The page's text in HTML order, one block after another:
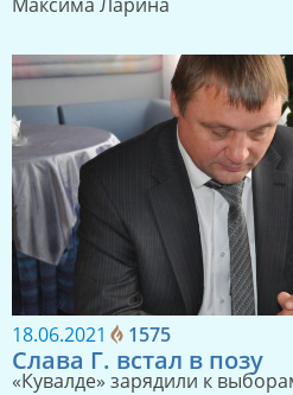
24.06.2021 2087
Власть против
Андрей Ищенко готовит
Максима Ларина